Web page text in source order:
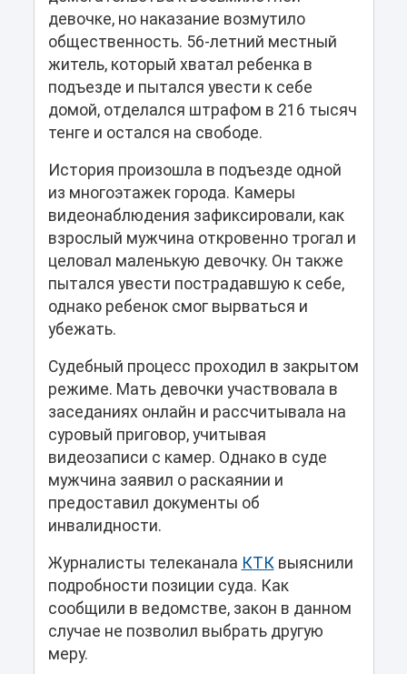
девочке, но наказание возмутило
общественность. 56-летний местный
житель, который хватал ребенка в
подъезде и пытался увести к себе
домой, отделался штрафом в 216 тысяч
тенге и остался на свободе.
История произошла в подъезде одной
из многоэтажек города. Камеры
видеонаблюдения зафиксировали, как
взрослый мужчина откровенно трогал и
целовал маленькую девочку. Он также
пытался увести пострадавшую к себе,
однако ребенок смог вырваться и
убежать.
Судебный процесс проходил в закрытом
режиме. Мать девочки участвовала в
заседаниях онлайн и рассчитывала на
суровый приговор, учитывая
видеозаписи с камер. Однако в суде
мужчина заявил о раскаянии и
предоставил документы об
инвалидности.
Журналисты телеканала КТК выяснили
подробности позиции суда. Как
сообщили в ведомстве, закон в данном
случае не позволил выбрать другую
меру.